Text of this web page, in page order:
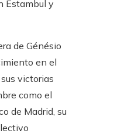
Estambul y
de Génésio
en el
victorias
como el
de Madrid, su